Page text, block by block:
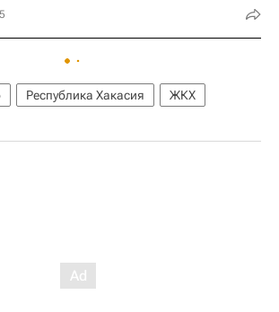
Республика Хакасия
ЖКХ